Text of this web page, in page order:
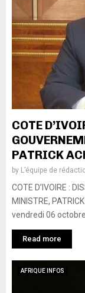
COTE
PATRICK
by L’équipe de
COTE D’IVOIRE :
MINISTRE,
vendredi 06
Read more
AFRIQUE INFOS